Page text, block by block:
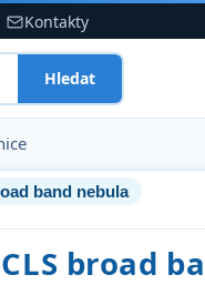
Kontakty
Hledat
band nebula
broad